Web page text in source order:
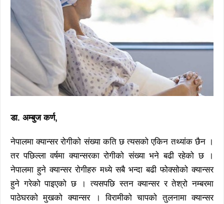
डा. अम्बुज कर्ण,
नेपालमा क्यान्सर रोगीको संख्या कति छ त्यसको एकिन तथ्यांक छैन ।
तर पछिल्ला वर्षमा क्यान्सरका रोगीको संख्या भने बढी रहेको छ ।
नेपालमा हुने क्यान्सर रोगीहरु मध्ये सबै भन्दा बढी फोक्सोको क्यान्सर
हुने गरेको पाइएको छ । त्यसपछि स्तन क्यान्सर र तेश्रो नम्बरमा
पाठेघरको मुखको क्यान्सर । विरामीको चापको तुलनामा क्यान्सर